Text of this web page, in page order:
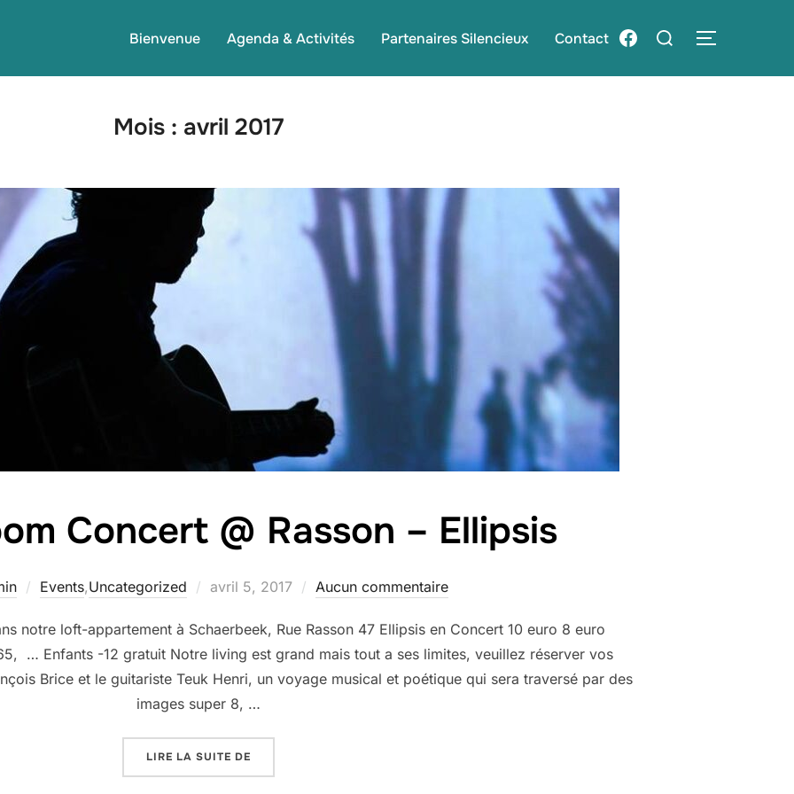
Bienvenue Agenda & Activités Partenaires Silencieux Contact Facebook
Rechercher :
Mois : avril 2017
Concert @ Rasson – Ellipsis
Events,Uncategorized
Publié
avril 5, 2017 Aucun commentaire
notre loft-appartement à Schaerbeek, Rue Rasson 47 Ellipsis en Concert 10 euro 8 euro
… Enfants -12 gratuit Notre living est grand mais tout a ses limites, veuillez réserver vos
Brice et le guitariste Teuk Henri, un voyage musical et poétique qui sera traversé par des
images super 8, …
LIRE LA SUITE DE